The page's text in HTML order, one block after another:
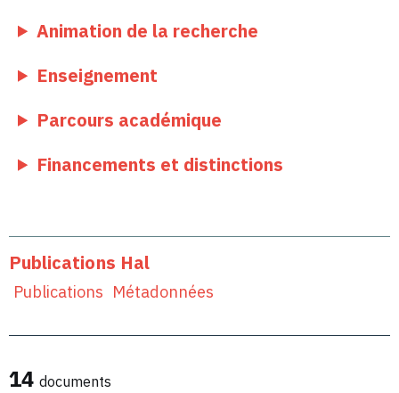
Animation de la recherche
Enseignement
Parcours académique
Financements et distinctions
Publications Hal
Publications Métadonnées
14 documents